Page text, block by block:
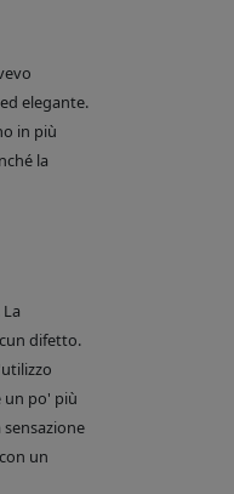
elegante.
in più
la
difetto.
un po' più
un